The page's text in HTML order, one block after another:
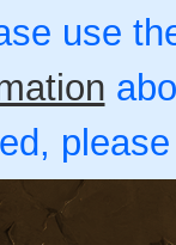
use